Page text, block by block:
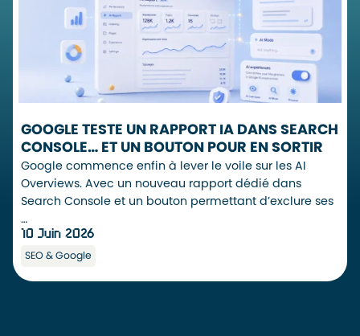
GOOGLE TESTE UN RAPPORT IA DANS SEARCH
CONSOLE… ET UN BOUTON POUR EN SORTIR
Google commence enfin à lever le voile sur les AI
Overviews. Avec un nouveau rapport dédié dans
Search Console et un bouton permettant d’exclure ses
…
10 Juin 2026
SEO & Google